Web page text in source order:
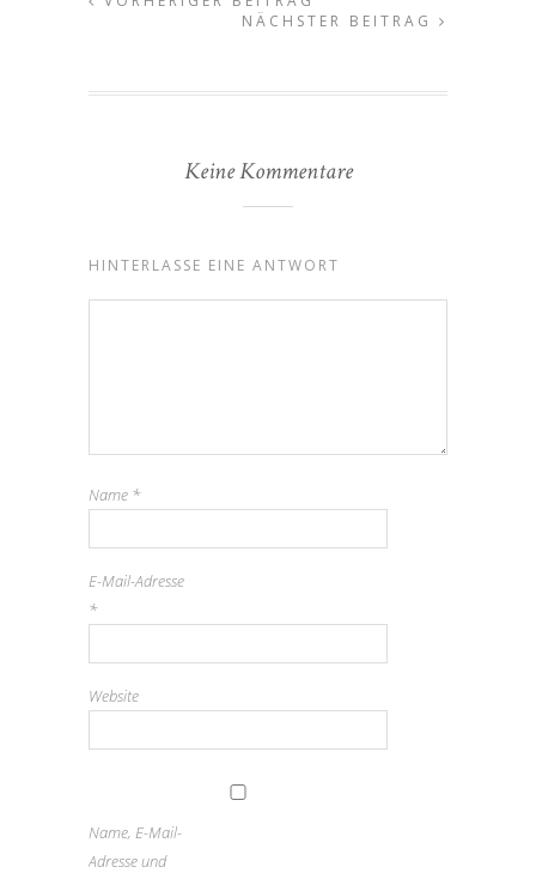
NÄCHSTER BEITRAG
Keine Kommentare
HINTERLASSE EINE ANTWORT
Name *
E-Mail-Adresse
*
Website
Name, E-Mail-
Adresse und